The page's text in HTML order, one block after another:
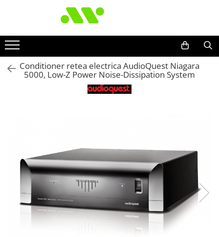
Conditioner retea electrica AudioQuest Niagara
5000, Low-Z Power Noise-Dissipation System